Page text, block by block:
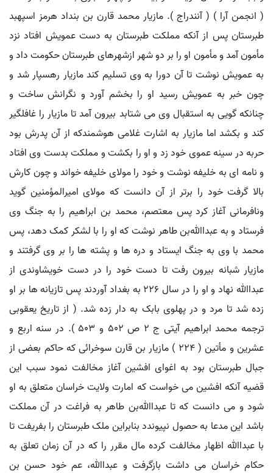
( انجمن آرا ) ( آنندراج ). مازیار محمد قارن بن بنداد هرمز اسپهبد
طبرستان پس از آنکه مملکت طبرستان به دست عمویش افتاد نزد
مأمون آمد و مأمون او را بر دو شهر ازشهرهای طبرستان حکومت داد و
به عمویش نوشت تا آن دورا به وی تسلیم کند مازیار رهسپار شد و
چون خبر به عمویش رسید او را بخشم آورد و نگرانش ساخت و
چنانکه گویی به استقبال وی می شتابد بیرون آمد تا مازیار را غافلگیر
کند و بکشد اما مازیار به اشارت غلامی هوشمندکه از آن پدرش بود
حربه در سینه عموی خود زد و او را بکشت و مملکت بدست وی افتاد
و نامه ای به خلیفه نوشت و خود را مولای خلیفه خواند و چون کارش
بالا گرفت خود را برتر از آن دانست که مولای امیرالمؤمنین گوید
ونافرمانی آغاز کرد پس معتصم، محمد بن ابراهیم را به جنگ وی
فرستاد و به عبداﷲبن طاهر نوشت که او را با لشکر کمک دهد، پس
محمد با وی به جنگ ایستاد و دره ها و پشته ها را بر وی گرفتند و
مازیار شبانه بیرون رفت تا دست خود را در دست خویشاوندی از
عبداﷲ نهاد و او را در سال 226 به بغداد آوردند پس تازیانه ها بر او
زده شد تا مرد و در پهلوی بابک به دار زده شد. ( از تاریخ یعقوبی
ترجمه محمد ابراهیم آیتی ج 2 ص 502 و 503 ). در سنه اربع و
عشرین و مأتین ( 224 ) مازیار بن قارن سوخرائی که حاکم بعضی از
جبال طبرستان بود به اغوای افشین آغاز مخالفت نمود سبب این
قضیه آنکه افشین می خواست که امارت ولایت خراسان متعلق به او
شود و می دانست که تا عبداﷲبن طاهر به فراغت در آن مملکت
باشد این مدعا به حصول نپیوندد بنابراین ملک طبرستان را بفریفت تا
با عبداﷲ اظهار مخالفت کرده مال مقرر را که در آن زمان تعلق به
حکام خراسان می داشت بازگرفت و عبداﷲ، عم خود حسن بن